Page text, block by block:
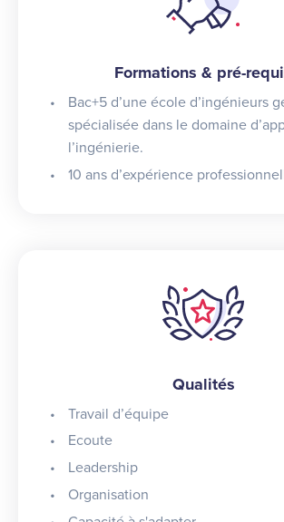
Formations & pré-
Bac+5 d’une école d’ingénieurs
spécialisée dans le domaine
l’ingénierie.
10 ans d’expérience
Qualités
Travail d’équipe
Ecoute
Leadership
Organisation